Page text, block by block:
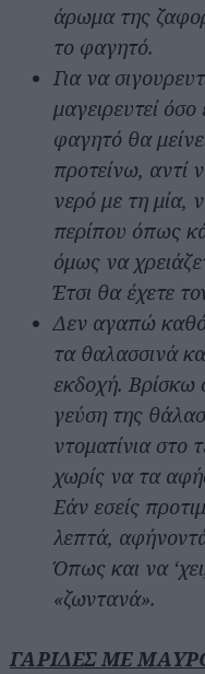
άρωμα της
το φαγητό.
Για να
μαγειρευτεί όσο
φαγητό θα
προτείνω, αντί
νερό με τη μία,
περίπου όπως
όμως να
Έτσι θα έχετε
Δεν αγαπώ
τα θαλασσινά
εκδοχή. Βρίσκω
γεύση της
ντοματίνια στο
χωρίς να τα
Εάν εσείς
λεπτά,
Όπως και να
«ζωντανά».
ΓΑΡΙΔΕΣ ΜΕ